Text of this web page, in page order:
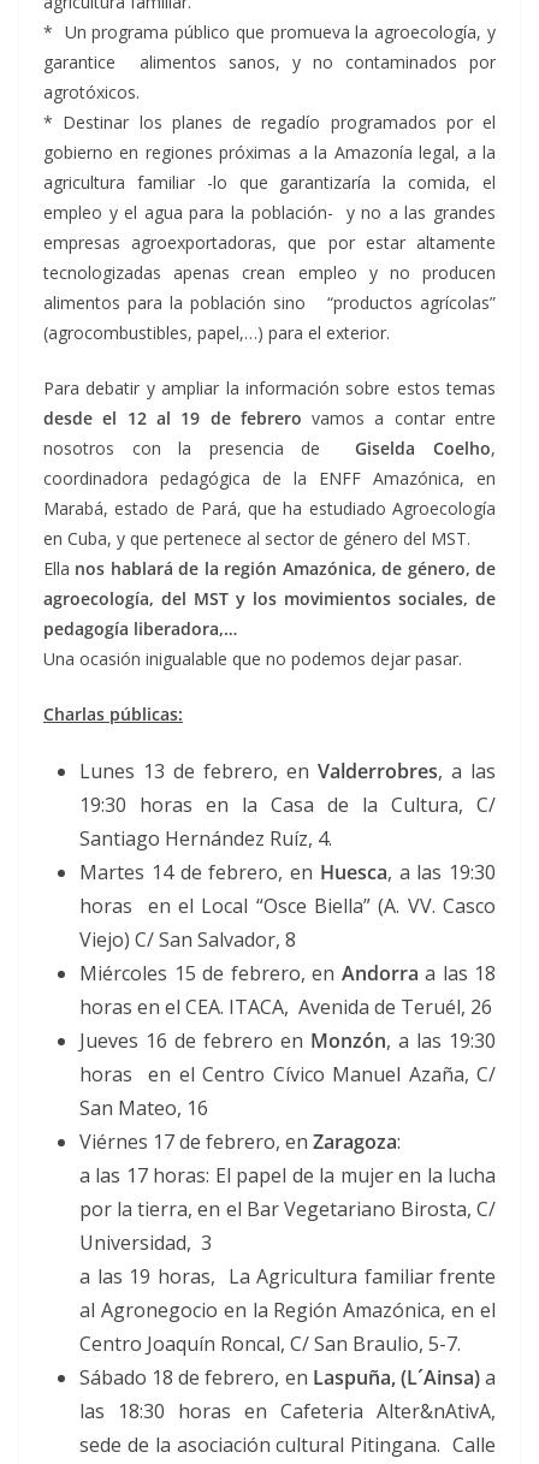
* Un programa público que promueva la agroecología, y
garantice alimentos sanos, y no contaminados por
agrotóxicos.
* Destinar los planes de regadío programados por el
gobierno en regiones próximas a la Amazonía legal, a la
agricultura familiar -lo que garantizaría la comida, el
empleo y el agua para la población- y no a las grandes
empresas agroexportadoras, que por estar altamente
tecnologizadas apenas crean empleo y no producen
alimentos para la población sino “productos agrícolas”
(agrocombustibles, papel,…) para el exterior.
Para debatir y ampliar la información sobre estos temas
desde el 12 al 19 de febrero vamos a contar entre
nosotros con la presencia deGiselda Coelho,
coordinadora pedagógica de la ENFF Amazónica, en
Marabá, estado de Pará, que ha estudiado Agroecología
en Cuba, y que pertenece al sector de género del MST.
Ella nos hablará de la región Amazónica, de género, de
agroecología, del MST y los movimientos sociales, de
pedagogía liberadora,…
Una ocasión inigualable que no podemos dejar pasar.
Charlas públicas:
Lunes 13 de febrero, en Valderrobres, a las
19:30 horas en la Casa de la Cultura, C/
Santiago Hernández Ruíz, 4.
Martes 14 de febrero, en Huesca, a las 19:30
horas en el Local “Osce Biella” (A. VV. Casco
Viejo) C/ San Salvador, 8
Miércoles 15 de febrero, en Andorra a las 18
horas en el CEA. ITACA, Avenida de Teruél, 26
Jueves 16 de febrero en Monzón, a las 19:30
horas en el Centro Cívico Manuel Azaña, C/
San Mateo, 16
Viérnes 17 de febrero, en Zaragoza:
a las 17 horas: El papel de la mujer en la lucha
por la tierra, en el Bar Vegetariano Birosta, C/
Universidad, 3
a las 19 horas, La Agricultura familiar frente
al Agronegocio en la Región Amazónica, en el
Centro Joaquín Roncal, C/ San Braulio, 5-7.
Sábado 18 de febrero, en Laspuña, (L´Ainsa)a
las 18:30 horas en Cafeteria Alter&nAtivA,
sede de la asociación cultural Pitingana. Calle